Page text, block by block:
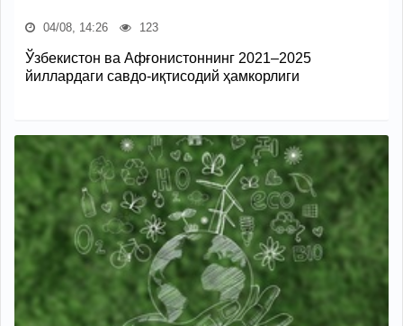
04/08, 14:26 123
Ўзбекистон ва Афғонистоннинг 2021–2025
йиллардаги савдо-иқтисодий ҳамкорлиги